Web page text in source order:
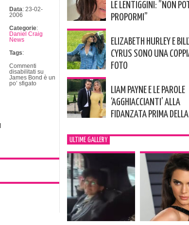
Data: 23-02-
2006
Categorie:
Daniel Craig
News
Tags:
Commenti
disabilitati su
James Bond è un
po’ sfigato
LE LENTIGGINI: ”NON
PROPORMI”
ELIZABETH HURLEY E
CYRUS SONO UNA
FOTO
LIAM PAYNE E LE PAROLE
‘AGGHIACCIANTI’ ALLA
FIDANZATA PRIMA
ULTIME GALLERY